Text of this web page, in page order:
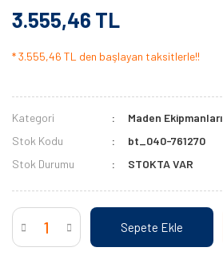
3.555,46 TL
* 3.555,46 TL den başlayan taksitlerle!!
Kategori
Maden Ekipmanları
Stok Kodu
bt_040-761270
Stok Durumu
STOKTA VAR
Sepete Ekle